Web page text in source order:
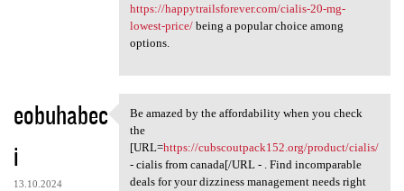
https://happytrailsforever.com/cialis-20-mg-
lowest-price/being a popular choice among
options.
eobuhabec
i
13.10.2024
Be amazed by the
Be amazed by the affordability when you check
the
[URL=https://cubscoutpack152.org/product/cialis/
- cialis from canada[/URL - . Find incomparable
deals for your dizziness management needs right